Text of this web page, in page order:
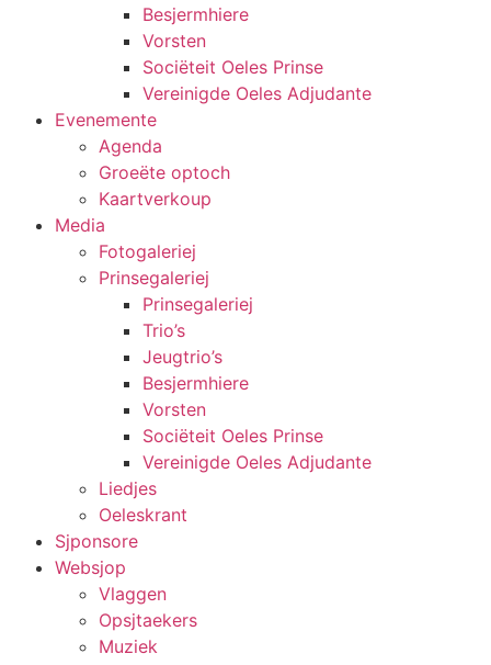
Besjermhiere
Vorsten
Sociëteit Oeles Prinse
Vereinigde Oeles Adjudante
Evenemente
Agenda
Groeëte optoch
Kaartverkoup
Media
Fotogaleriej
Prinsegaleriej
Prinsegaleriej
Trio’s
Jeugtrio’s
Besjermhiere
Vorsten
Sociëteit Oeles Prinse
Vereinigde Oeles Adjudante
Liedjes
Oeleskrant
Sjponsore
Websjop
Vlaggen
Opsjtaekers
Muziek